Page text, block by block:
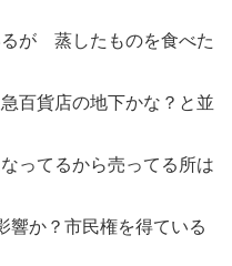
るが 蒸したものを食べた
百貨店の地下かな？と並
ってるから売ってる所は
響か？市民権を得ている